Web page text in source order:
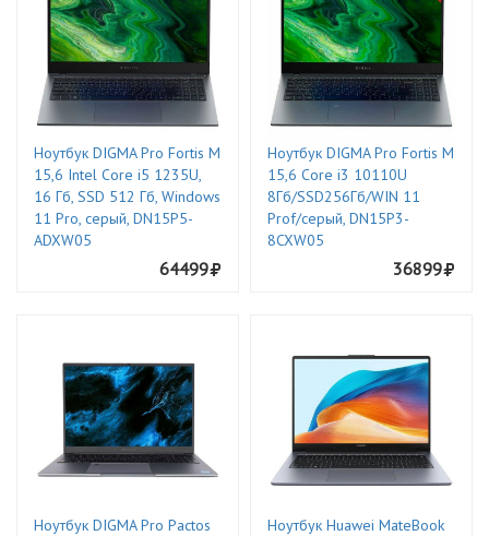
Ноутбук DIGMA Pro Fortis M
15,6 Intel Core i5 1235U,
16 Гб, SSD 512 Гб, Windows
11 Pro, серый, DN15P5-
ADXW05
64499
Ноутбук DIGMA Pro Fortis M
15,6 Core i3 10110U
8Гб/SSD256Гб/WIN 11
Prof/серый, DN15P3-
8CXW05
36899
Ноутбук DIGMA Pro Pactos
Ноутбук Huawei MateBook